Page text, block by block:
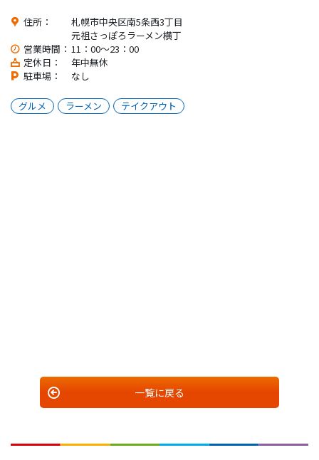
住所：
札幌市中央区南5条西3丁目
元祖さっぽろラーメン横丁
営業時間： 11：00〜23：00
定休日：
年中無休
駐車場：
なし
グルメ ラーメン テイクアウト
一覧に戻る